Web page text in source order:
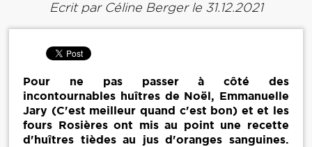
Ecrit par Céline Bergerle 31.12.2021
Pour ne pas passer à côté des
incontournables huîtres de Noël, Emmanuelle
Jary (C'est meilleur quand c'est bon) et et les
fours Rosières ont mis au point une recette
d'huîtres tièdes au jus d'oranges sanguines.